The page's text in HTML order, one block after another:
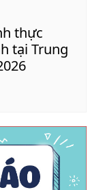
thực
tại Trung